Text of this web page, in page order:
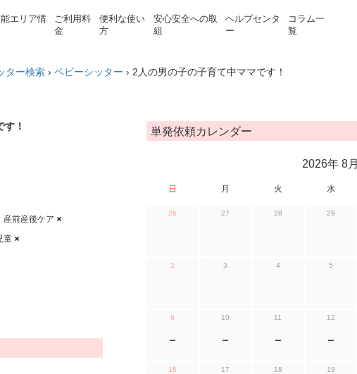
エリア情
ご利用料
金
便利な使い
方
安心安全への取
組
ヘルプセンタ
ー
コラム一
覧
ター検索 › ベビーシッター › 2人の男の子の子育て中ママです！
！
産前産後ケア
童
単発依頼カレンダー
2026年 8月
日 月 火 水
26 27 28 29
2 3 4 5
9
ー
10
ー
11
ー
12
ー
16 17 18 19